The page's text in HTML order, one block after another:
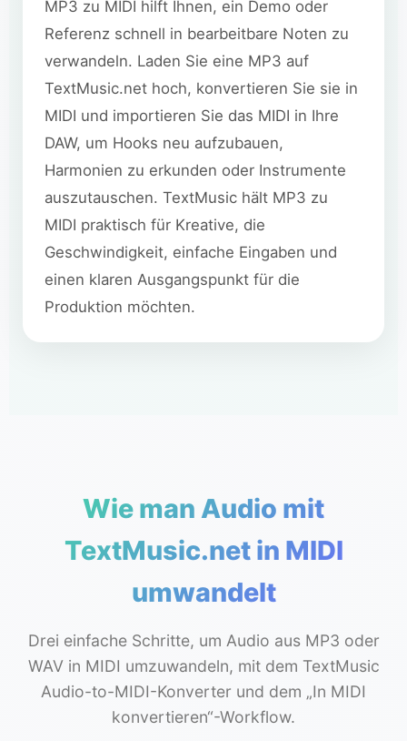
MP3 zu MIDI hilft Ihnen, ein Demo oder
Referenz schnell in bearbeitbare Noten zu
verwandeln. Laden Sie eine MP3 auf
TextMusic.net hoch, konvertieren Sie sie in
MIDI und importieren Sie das MIDI in Ihre
DAW, um Hooks neu aufzubauen,
Harmonien zu erkunden oder Instrumente
auszutauschen. TextMusic hält MP3 zu
MIDI praktisch für Kreative, die
Geschwindigkeit, einfache Eingaben und
einen klaren Ausgangspunkt für die
Produktion möchten.
Wie man Audio mit
TextMusic.net in MIDI
umwandelt
Drei einfache Schritte, um Audio aus MP3 oder
WAV in MIDI umzuwandeln, mit dem TextMusic
Audio-to-MIDI-Konverter und dem „In MIDI
konvertieren“-Workflow.